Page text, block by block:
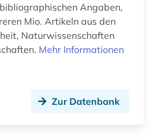
bildverarbeitung (1)
Angaben,
Mio. Artikeln aus den
Naturwissenschaften
Mehr Informationen
Zur Datenbank